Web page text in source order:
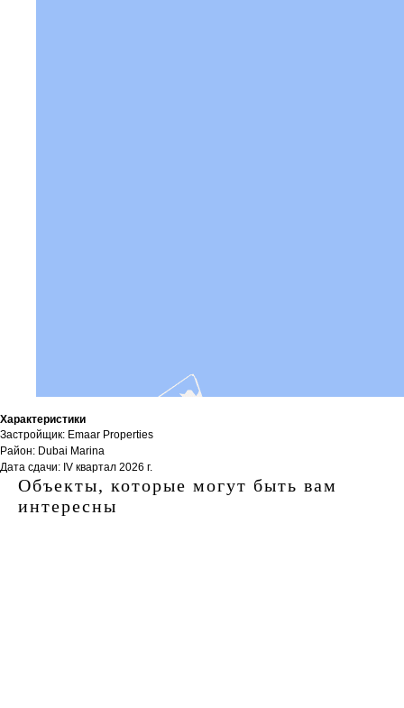
Характеристики
Застройщик: Emaar Properties
Район: Dubai Marina
Дата сдачи: IV квартал 2026 г.
Объекты, которые могут быть вам
интересны